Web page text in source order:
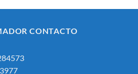
CONTACTO